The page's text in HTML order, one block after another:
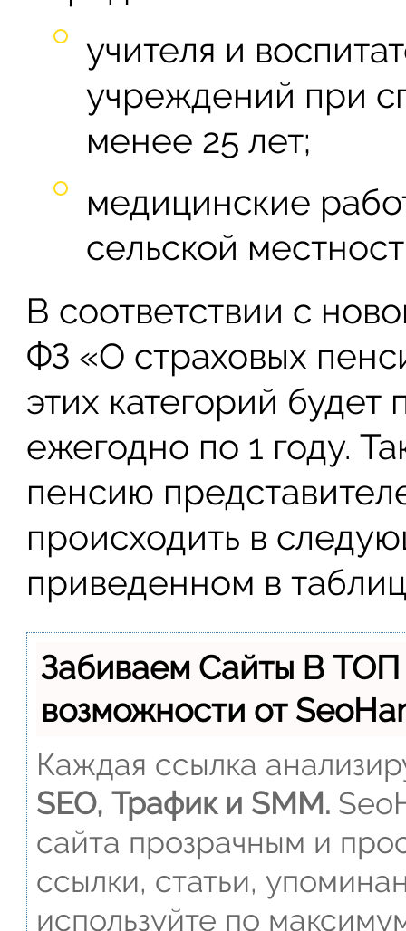
учителя и
учреждений при
менее 25 лет;
медицинские
сельской
В соответствии с
ФЗ «О страховых
этих категорий
ежегодно по 1 году.
пенсию
происходить в
приведенном в
Забиваем Сайты В
возможности от
Каждая ссылка
SEO, Трафик и SMM.
сайта прозрачным и
ссылки, статьи,
используйте по